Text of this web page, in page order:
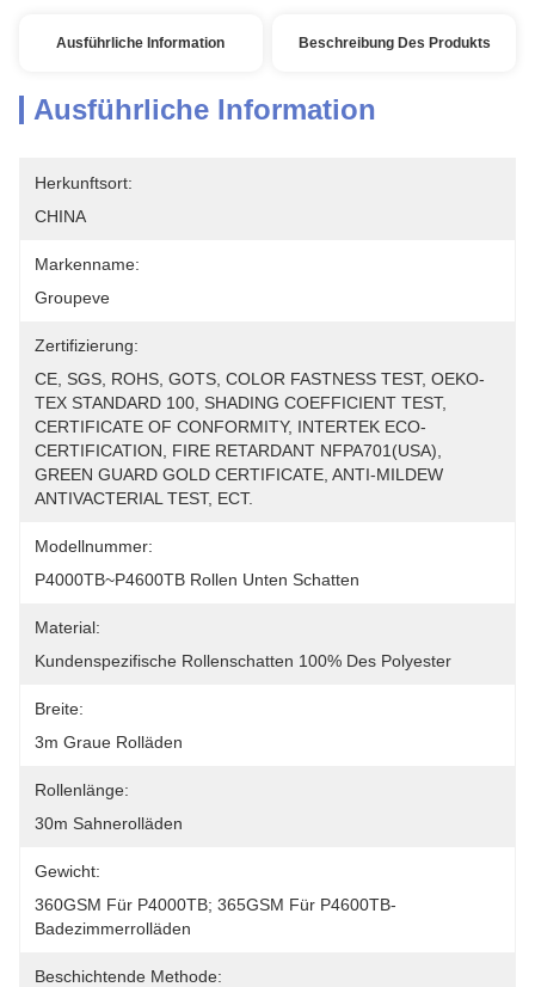
Ausführliche Information Beschreibung Des Produkts
Ausführliche Information
Herkunftsort:
CHINA
Markenname:
Groupeve
Zertifizierung:
CE, SGS, ROHS, GOTS, COLOR FASTNESS TEST, OEKO-
TEX STANDARD 100, SHADING COEFFICIENT TEST,
CERTIFICATE OF CONFORMITY, INTERTEK ECO-
CERTIFICATION, FIRE RETARDANT NFPA701(USA),
GREEN GUARD GOLD CERTIFICATE, ANTI-MILDEW
ANTIVACTERIAL TEST, ECT.
Modellnummer:
P4000TB~P4600TB Rollen Unten Schatten
Material:
Kundenspezifische Rollenschatten 100% Des Polyester
Breite:
3m Graue Rolläden
Rollenlänge:
30m Sahnerolläden
Gewicht:
360GSM Für P4000TB; 365GSM Für P4600TB-
Badezimmerrolläden
Beschichtende Methode: